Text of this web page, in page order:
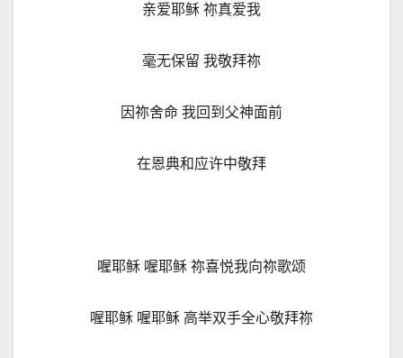
亲爱耶稣 祢真爱我
毫无保留 我敬拜祢
因祢舍命 我回到父神面前
在恩典和应许中敬拜
喔耶稣 喔耶稣 祢喜悦我向祢歌颂
喔耶稣 喔耶稣 高举双手全心敬拜祢